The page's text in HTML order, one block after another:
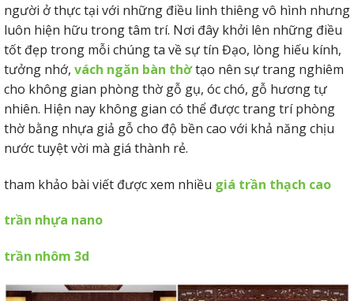
người ở thực tại với những điều linh thiêng vô hình nhưng
luôn hiện hữu trong tâm trí. Nơi đây khởi lên những điều
tốt đẹp trong mỗi chúng ta về sự tín Đạo, lòng hiếu kính,
tưởng nhớ, vách ngăn bàn thờtạo nên sự trang nghiêm
cho không gian phòng thờ gỗ gụ, óc chó, gỗ hương tự
nhiên. Hiện nay không gian có thể được trang trí phòng
thờ bằng nhựa giả gỗ cho độ bền cao với khả năng chịu
nước tuyệt vời mà giá thành rẻ.
tham khảo bài viết được xem nhiều giá trần thạch cao
trần nhựa nano
trần nhôm 3d